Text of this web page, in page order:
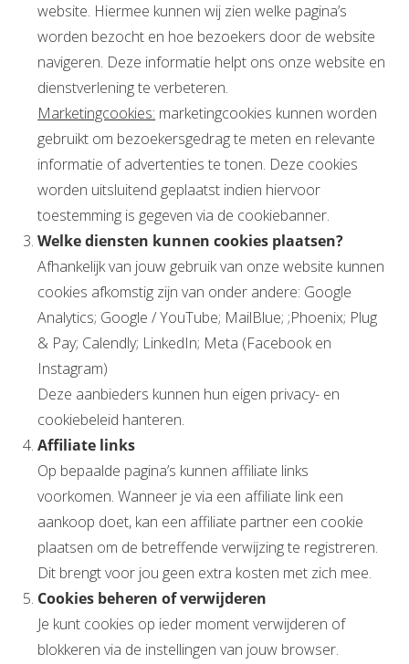
website. Hiermee kunnen wij zien welke pagina’s
worden bezocht en hoe bezoekers door de website
navigeren. Deze informatie helpt ons onze website en
dienstverlening te verbeteren.
Marketingcookies: marketingcookies kunnen worden
gebruikt om bezoekersgedrag te meten en relevante
informatie of advertenties te tonen. Deze cookies
worden uitsluitend geplaatst indien hiervoor
toestemming is gegeven via de cookiebanner.
Welke diensten kunnen cookies plaatsen?
Afhankelijk van jouw gebruik van onze website kunnen
cookies afkomstig zijn van onder andere: Google
Analytics; Google / YouTube; MailBlue; ;Phoenix; Plug
& Pay; Calendly; LinkedIn; Meta (Facebook en
Instagram)
Deze aanbieders kunnen hun eigen privacy- en
cookiebeleid hanteren.
Affiliate links
Op bepaalde pagina’s kunnen affiliate links
voorkomen. Wanneer je via een affiliate link een
aankoop doet, kan een affiliate partner een cookie
plaatsen om de betreffende verwijzing te registreren.
Dit brengt voor jou geen extra kosten met zich mee.
Cookies beheren of verwijderen
Je kunt cookies op ieder moment verwijderen of
blokkeren via de instellingen van jouw browser.